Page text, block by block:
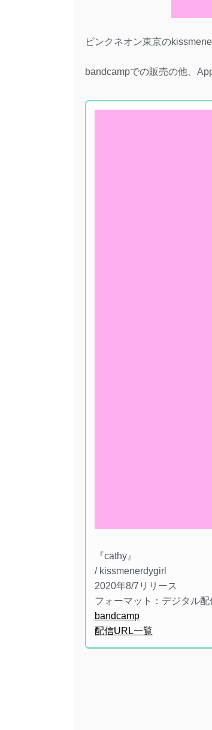
ピンクネオン東京の
bandcampでの販売の他、
『cathy』
/ kissmenerdygirl
2020年8/7リリース
フォーマット：デジタル配
bandcamp
配信URL一覧